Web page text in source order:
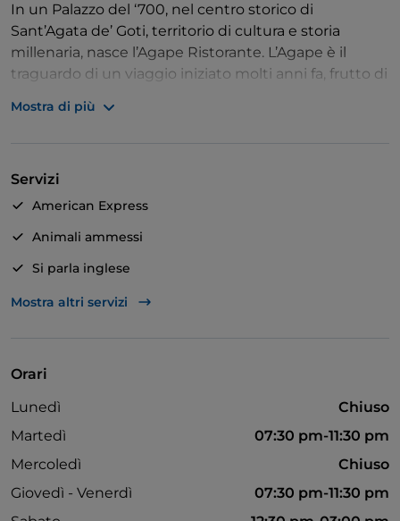
In un Palazzo del ‘700, nel centro storico di
Sant’Agata de’ Goti, territorio di cultura e storia
millenaria, nasce l’Agape Ristorante. L’Agape è il
traguardo di un viaggio iniziato molti anni fa, frutto di
la sorella Gianna Sommelier. Una passione
rapporto cucina, cantina e struttura. Cucina
rigorosamente a vista, l’Agape sviluppa un’idea di
stagionali del territorio. Fatti guidare dai nostri menù
degustazione anche con possibilità di abbinare un
etichette e selezione di distillati.
Mostra di più
Servizi
American Express
Animali ammessi
Si parla inglese
Mastercard
Tavoli all'aperto
Visa
Mostra altri servizi
Orari
Lunedì
Chiuso
Martedì
07:30 pm-11:30 pm
Mercoledì
Chiuso
Giovedì - Venerdì
07:30 pm-11:30 pm